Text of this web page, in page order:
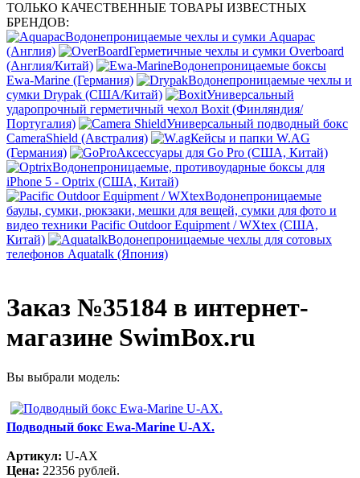
ТОЛЬКО КАЧЕСТВЕННЫЕ ТОВАРЫ ИЗВЕСТНЫХ
БРЕНДОВ:
Водонепроницаемые чехлы и сумки Aquapac
(Англия)
Герметичные чехлы и сумки Overboard
(Англия/Китай)
Водонепроницаемые боксы
Ewa-Marine (Германия)
Водонепроницаемые чехлы и
сумки Drypak (США/Китай)
Универсальный
ударопрочный герметичный чехол Boxit (Финляндия/
Португалия)
Универсальный подводный бокс
CameraShield (Австралия)
Кейсы и папки W.AG
(Германия)
Аксессуары для Go Pro (США, Китай)
Водонепроницаемые, противоударные боксы для
iPhone 5 - Optrix (США, Китай)
Водонепроницаемые
баулы, сумки, рюкзаки, мешки для вещей, сумки для фото и
видео техники Pacific Outdoor Equipment / WXtex (США,
Китай)
Водонепроницаемые чехлы для сотовых
телефонов Aquatalk (Япония)
Заказ №35184 в интернет-
магазине SwimBox.ru
Вы выбрали модель:
Подводный бокс Ewa-Marine U-AX.
Артикул: U-AX
Цена: 22356 рублей.